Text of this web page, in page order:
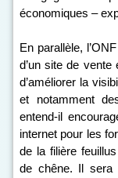
économiques –
En parallèle,
d’un site de
d’améliorer la
et notamment
entend-il
internet pour les
de la filière
de chêne. Il sera